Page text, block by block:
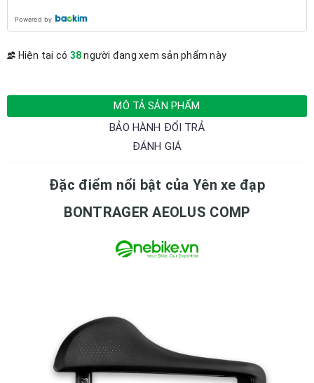
Powered by
Hiện tại có 38người đang xem sản phẩm này
MÔ TẢ SẢN PHẨM
BẢO HÀNH ĐỔI TRẢ
ĐÁNH GIÁ
Đặc điểm nổi bật của Yên xe đạp
BONTRAGER AEOLUS COMP